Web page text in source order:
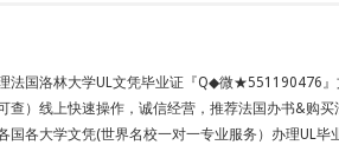
法国洛林大学UL文凭毕业证『Q◆微★551190476
可查）线上快速操作，诚信经营，推荐法国办书&购
国各大学文凭(世界名校一对一专业服务）办理UL毕